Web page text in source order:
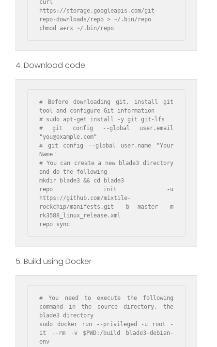
curl
https://storage.googleapis.com/git-
repo-downloads/repo > ~/.bin/repo
chmod a+rx ~/.bin/repo
4. Download code
# Before downloading git, install git
tool and configure Git information
# sudo apt-get install -y git git-lfs
# git config --global user.email
"you@example.com"
# git config --global user.name "Your
Name"
# You can create a new blade3 directory
and do the following
mkdir blade3 && cd blade3
repo init -u
https://github.com/mixtile-
rockchip/manifests.git -b master -m
rk3588_linux_release.xml
repo sync
5. Build using Docker
# You need to execute the following
command in the source directory, the
blade3 directory
sudo docker run --privileged -u root -
it --rm -v $PWD:/build blade3-debian-
env